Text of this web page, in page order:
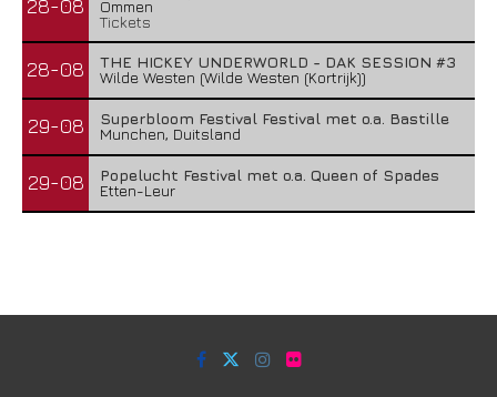
28-08
Ommen
Tickets
28-08
THE HICKEY UNDERWORLD - DAK SESSION #3
Wilde Westen (Wilde Westen (Kortrijk))
29-08
Superbloom Festival Festival met o.a. Bastille
Munchen, Duitsland
29-08
Popelucht Festival met o.a. Queen of Spades
Etten-Leur